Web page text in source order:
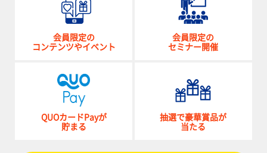
会員限定の
コンテンツやイベント
会員限定の
セミナー開催
QUOカードPayが
貯まる
抽選で豪華賞品が
当たる